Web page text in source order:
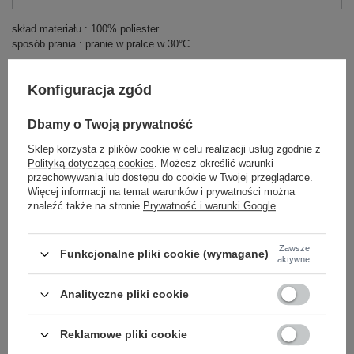
skład materiału : 100% poliester
sposób prania : pranie w pralce w 30°C
Marka
WOOL FASHION ITALIA
elegancki
typ produktu
kurtka przejściowa
kurtka futrzana
wzór
dominujący
gładki
materiał
poliester
bez kaptura
Konfiguracja zgód
Dbamy o Twoją prywatność
Sklep korzysta z plików cookie w celu realizacji usług zgodnie z
Polityką dotyczącą cookies. Możesz określić warunki
przechowywania lub dostępu do cookie w Twojej przeglądarce.
Więcej informacji na temat warunków i prywatności można
znaleźć także na stronie Prywatność i warunki Google.
Funkcjonalne pliki cookie (wymagane)
Zawsze
aktywne
Analityczne pliki cookie
Reklamowe pliki cookie